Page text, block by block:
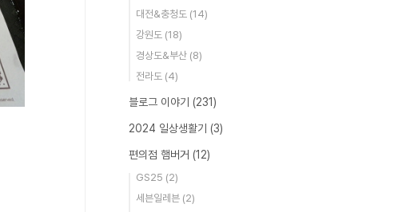
대전&충청도 (14)
강원도 (18)
경상도&부산 (8)
전라도 (4)
블로그 이야기 (231)
2024 일상생활기 (3)
편의점 햄버거 (12)
GS25 (2)
세븐일레븐 (2)